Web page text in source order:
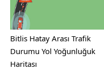
Bitlis Hatay Arası Trafik
Durumu Yol Yoğunluğuk
Haritası